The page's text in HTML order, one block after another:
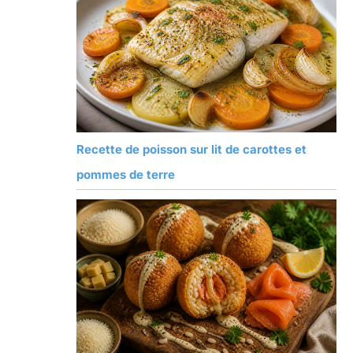
Recette de poisson sur lit de carottes et
pommes de terre